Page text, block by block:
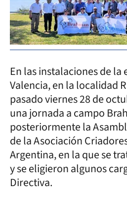
En las instalaciones de la
Valencia, en la localidad
pasado viernes 28 de
una jornada a campo
posteriormente la
de la Asociación
Argentina, en la que se
y se eligieron algunos
Directiva.